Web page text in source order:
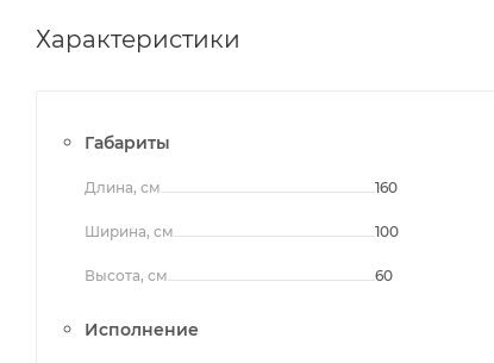
Характеристики
Габариты
Длина, см 160
Ширина, см 100
Высота, см 60
Исполнение